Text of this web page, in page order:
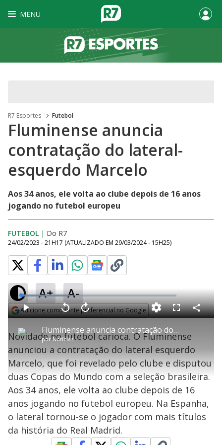
MENU
R7 Esportes Futebol
Fluminense anuncia
contratação do lateral-
esquerdo Marcelo
Aos 34 anos, ele volta ao clube depois de 16 anos
jogando no futebol europeu
FUTEBOL | Do R7
24/02/2023 - 21H17 (ATUALIZADO EM 29/03/2024 - 15H25)
A+ A-
Adicione como fonte preferencial no Google
P
l
a
y
Fluminense anuncia contratação do lateral-esquerdo Marcelo
porNotícias
P V
t
a
r
0
e
g
n
d
s
A
n
ç
a
1
s
e
u
n
o
s
M
u
L
o
a
d
e
:
3
1
.
4
9
F
l
s
c
e
n
C
o
h
a
Novidade no futebol carioca. O Fluminense
anunciou a contratação do lateral esquerdo
Marcelo, que foi revelado pelo clube e disputou
duas Copas do Mundo com a seleção brasileira.
Aos 34 anos, ele volta ao clube depois de 16
anos jogando no futebol europeu. Na Espanha,
o lateral tornou-se o jogador com mais títulos
da história do Real Madrid.